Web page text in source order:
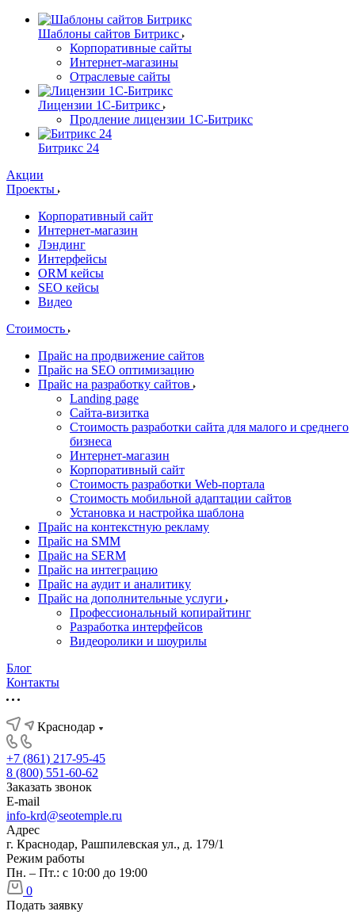
Шаблоны сайтов Битрикс
Корпоративные сайты
Интернет-магазины
Отраслевые сайты
Лицензии 1С-Битрикс
Продление лицензии 1С-Битрикс
Битрикс 24
Акции
Проекты
Корпоративный сайт
Интернет-магазин
Лэндинг
Интерфейсы
ORM кейсы
SEO кейсы
Видео
Стоимость
Прайс на продвижение сайтов
Прайс на SEO оптимизацию
Прайс на разработку сайтов
Landing page
Cайта-визитка
Стоимость разработки сайта для малого и среднего
бизнеса
Интернет-магазин
Корпоративный сайт
Стоимость разработки Web-портала
Стоимость мобильной адаптации сайтов
Установка и настройка шаблона
Прайс на контекстную рекламу
Прайс на SMM
Прайс на SERM
Прайс на интеграцию
Прайс на аудит и аналитику
Прайс на дополнительные услуги
Профессиональный копирайтинг
Разработка интерфейсов
Видеоролики и шоурилы
Блог
Контакты
Краснодар
+7 (861) 217-95-45
8 (800) 551-60-62
Заказать звонок
E-mail
info-krd@seotemple.ru
Адрес
г. Краснодар, Рашпилевская ул., д. 179/1
Режим работы
Пн. – Пт.: с 10:00 до 19:00
0
Подать заявку